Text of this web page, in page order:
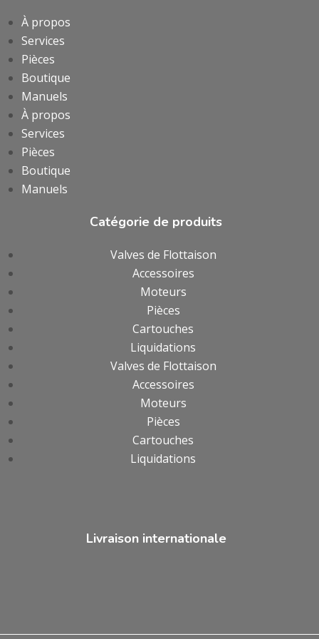
À propos
Services
Pièces
Boutique
Manuels
À propos
Services
Pièces
Boutique
Manuels
Catégorie de produits
Valves de Flottaison
Accessoires
Moteurs
Pièces
Cartouches
Liquidations
Valves de Flottaison
Accessoires
Moteurs
Pièces
Cartouches
Liquidations
Livraison internationale